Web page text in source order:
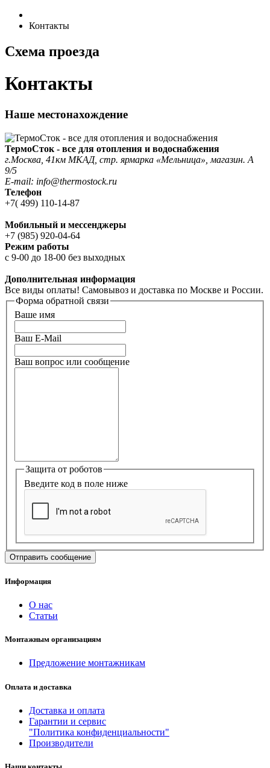
Контакты
Схема проезда
Контакты
Наше местонахождение
ТермоСток - все для отопления и водоснабжения
г.Москва, 41км МКАД, стр. ярмарка «Мельница», магазин. А
9/5
E-mail: info@thermostock.ru
Телефон
+7( 499) 110-14-87
Мобильный и мессенджеры
+7 (985) 920-04-64
Режим работы
с 9-00 до 18-00 без выходных
Дополнительная информация
Все виды оплаты! Самовывоз и доставка по Москве и России.
Форма обратной связи
Ваше имя
Ваш E-Mail
Ваш вопрос или сообщение
Защита от роботов
Введите код в поле ниже
Информация
О нас
Статьи
Монтажным организациям
Предложение монтажникам
Оплата и доставка
Доставка и оплата
Гарантии и сервис
"Политика конфиденциальности"
Производители